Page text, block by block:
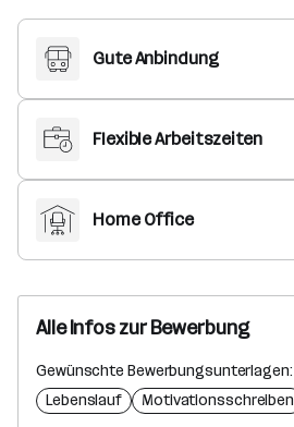
Gute Anbindung
Flexible Arbeitszeiten
Home Office
Alle Infos zur Bewerbung
Gewünschte Bewerbungsunterlagen:
Lebenslauf
Motivationsschreiben